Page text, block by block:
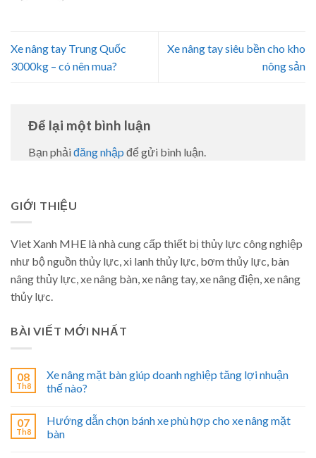
Xe nâng tay Trung Quốc
3000kg – có nên mua?
Xe nâng tay siêu bền cho kho
nông sản
Để lại một bình luận
Bạn phải đăng nhập để gửi bình luận.
GIỚI THIỆU
Viet Xanh MHE là nhà cung cấp thiết bị thủy lực công nghiệp
như bộ nguồn thủy lực, xi lanh thủy lực, bơm thủy lực, bàn
nâng thủy lực, xe nâng bàn, xe nâng tay, xe nâng điện, xe nâng
thủy lực.
BÀI VIẾT MỚI NHẤT
08
Th8
Xe nâng mặt bàn giúp doanh nghiệp tăng lợi nhuận
thế nào?
07
Th8
Hướng dẫn chọn bánh xe phù hợp cho xe nâng mặt
bàn